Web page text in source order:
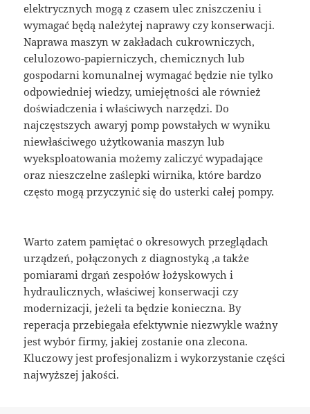
elektrycznych mogą z czasem ulec zniszczeniu i
wymagać będą należytej naprawy czy konserwacji.
Naprawa maszyn w zakładach cukrowniczych,
celulozowo-papierniczych, chemicznych lub
gospodarni komunalnej wymagać będzie nie tylko
odpowiedniej wiedzy, umiejętności ale również
doświadczenia i właściwych narzędzi. Do
najczęstszych awaryj pomp powstałych w wyniku
niewłaściwego użytkowania maszyn lub
wyeksploatowania możemy zaliczyć wypadające
oraz nieszczelne zaślepki wirnika, które bardzo
często mogą przyczynić się do usterki całej pompy.
Warto zatem pamiętać o okresowych przeglądach
urządzeń, połączonych z diagnostyką ,a także
pomiarami drgań zespołów łożyskowych i
hydraulicznych, właściwej konserwacji czy
modernizacji, jeżeli ta będzie konieczna. By
reperacja przebiegała efektywnie niezwykle ważny
jest wybór firmy, jakiej zostanie ona zlecona.
Kluczowy jest profesjonalizm i wykorzystanie części
najwyższej jakości.